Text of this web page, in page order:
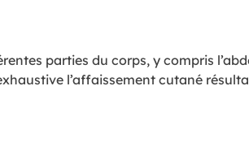
parties du corps, y compris
l’affaissement cutané